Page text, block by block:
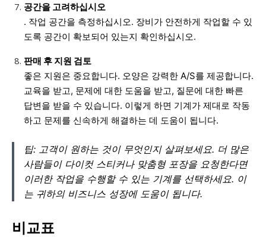
공간을 고려하십시오
. 작업 공간을 측정하십시오. 장비가 안전하게 작업할 수 있
도록 공간이 확보되어 있는지 확인하십시오.
판매 후 지원 검토
좋은 지원은 중요합니다. 오양은 강력한 A/S를 제공합니다.
교육을 받고, 문제에 대한 도움을 받고, 질문에 대한 빠른
답변을 받을 수 있습니다. 이렇게 하면 기계가 제대로 작동
하고 문제를 신속하게 해결하는 데 도움이 됩니다.
팁: 고객이 원하는 것이 무엇인지 살펴보세요. 더 많은
사람들이 다이컷 스티커나 맞춤형 포장을 요청한다면
이러한 작업을 수행할 수 있는 기계를 선택하세요. 이
는 귀하의 비즈니스 성장에 도움이 됩니다.
비교표